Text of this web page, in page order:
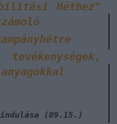
Héthez"
(09.15.)